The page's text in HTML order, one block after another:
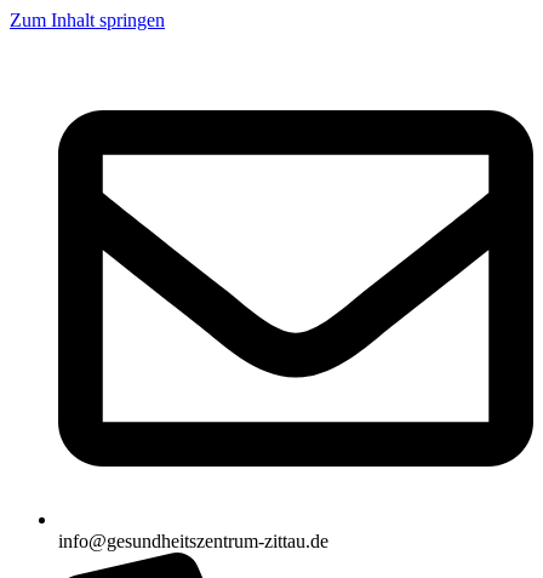
Zum Inhalt springen
info@gesundheitszentrum-zittau.de